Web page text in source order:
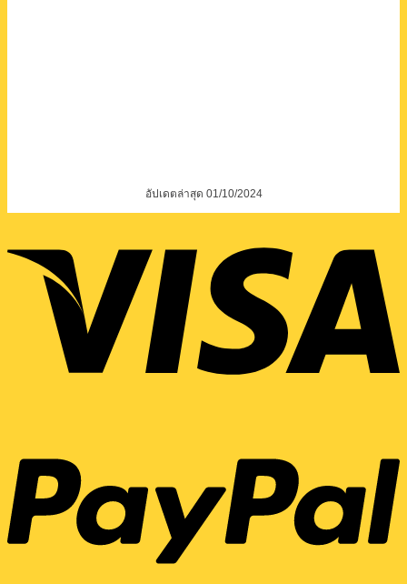
อัปเดตล่าสุด 01/10/2024